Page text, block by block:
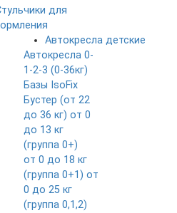
для
Автокресла детские
Автокресла 0-
1-2-3 (0-36кг)
Базы IsoFix
Бустер (от 22
до 36 кг) от 0
до 13 кг
(группа 0+)
от 0 до 18 кг
(группа 0+1) от
0 до 25 кг
(группа 0,1,2)